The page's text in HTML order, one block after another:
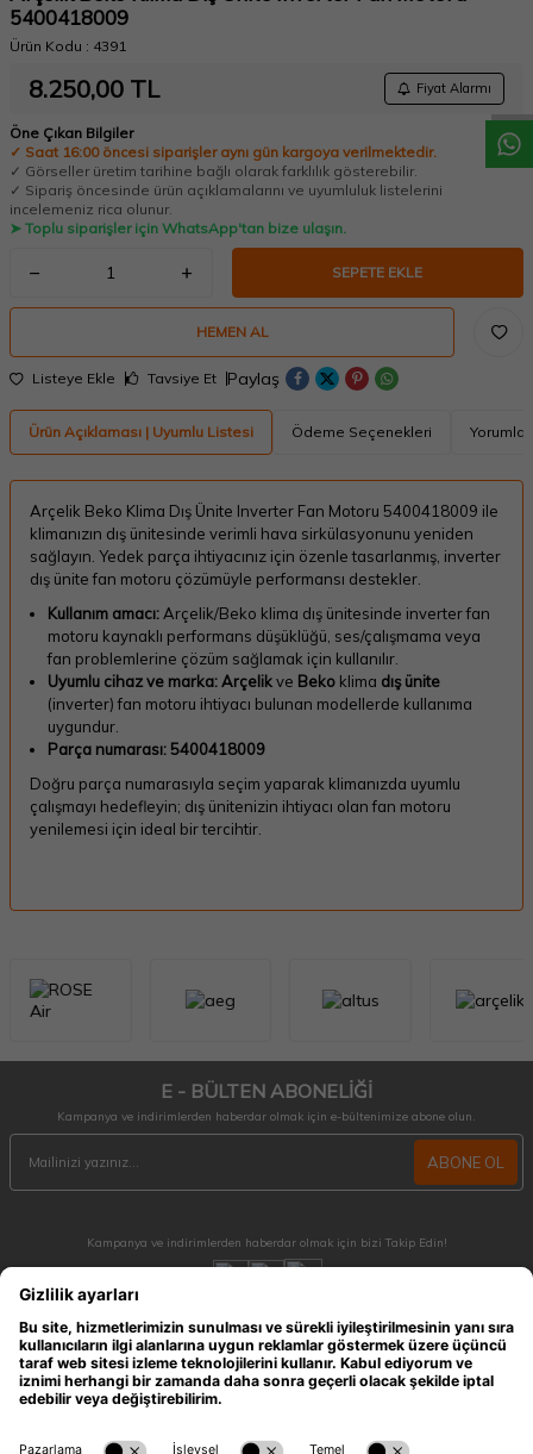
W
h
a
t
a
p
p
D
e
s
t
e
H
a
t
t
5400418009
Ürün Kodu : 4391
8.250,00 TL Fiyat Alarmı
Öne Çıkan Bilgiler
✓ Saat 16:00 öncesi siparişler aynı gün kargoya verilmektedir.
✓ Görseller üretim tarihine bağlı olarak farklılık gösterebilir.
✓ Sipariş öncesinde ürün açıklamalarını ve uyumluluk listelerini
incelemeniz rica olunur.
➤ Toplu siparişler için WhatsApp'tan bize ulaşın.
SEPETE EKLE
HEMEN AL
Listeye Ekle Tavsiye Et Paylaş
Ürün Açıklaması | Uyumlu Listesi Ödeme Seçenekleri Yorumlar
Arçelik Beko Klima Dış Ünite Inverter Fan Motoru 5400418009 ile
klimanızın dış ünitesinde verimli hava sirkülasyonunu yeniden
sağlayın. Yedek parça ihtiyacınız için özenle tasarlanmış, inverter
dış ünite fan motoru çözümüyle performansı destekler.
Kullanım amacı:Arçelik/Beko klima dış ünitesinde inverter fan
motoru kaynaklı performans düşüklüğü, ses/çalışmama veya
fan problemlerine çözüm sağlamak için kullanılır.
Uyumlu cihaz ve marka:Arçelikve Beko klima dış ünite
(inverter) fan motoru ihtiyacı bulunan modellerde kullanıma
uygundur.
Parça numarası:5400418009
Doğru parça numarasıyla seçim yaparak klimanızda uyumlu
çalışmayı hedefleyin; dış ünitenizin ihtiyacı olan fan motoru
yenilemesi için ideal bir tercihtir.
E - BÜLTEN ABONELİĞİ
Kampanya ve indirimlerden haberdar olmak için e-bültenimize abone olun.
ABONE OL
Kampanya ve indirimlerden haberdar olmak için bizi Takip Edin!
MÜŞTERİ HİZMETLERİ
Hafta içi 09:30 - 18:30 / Hafta sonu 10:00 - 17:00 arası merak ettiğiniz tüm sorular ve
siparişleriniz için ulaşabilirsiniz.